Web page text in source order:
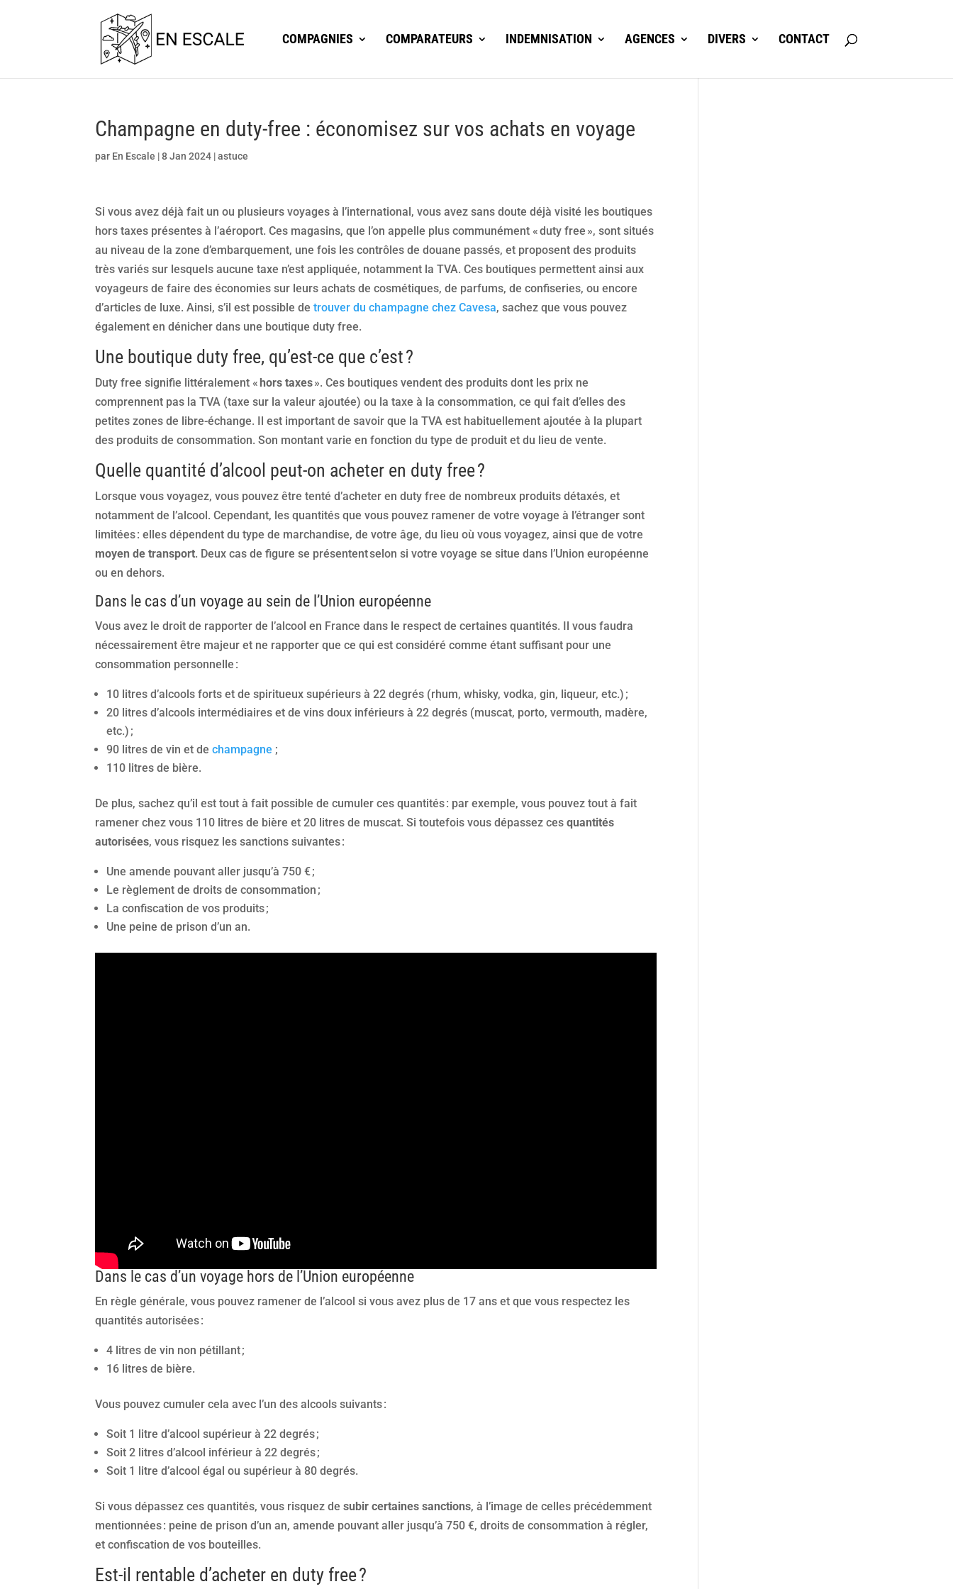
COMPAGNIES COMPARATEURS INDEMNISATION AGENCES DIVERS CONTACT
Champagne en duty-free : économisez sur vos achats en voyage
par En Escale |8 Jan 2024 |astuce
Si vous avez déjà fait un ou plusieurs voyages à l’international, vous avez sans doute déjà visité les boutiques
hors taxes présentes à l’aéroport. Ces magasins, que l’on appelle plus communément « duty free », sont situés
au niveau de la zone d’embarquement, une fois les contrôles de douane passés, et proposent des produits
très variés sur lesquels aucune taxe n’est appliquée, notamment la TVA. Ces boutiques permettent ainsi aux
voyageurs de faire des économies sur leurs achats de cosmétiques, de parfums, de confiseries, ou encore
d’articles de luxe. Ainsi, s’il est possible detrouver du champagne chez Cavesa, sachez que vous pouvez
également en dénicher dans une boutique duty free.
Une boutique duty free, qu’est-ce que c’est ?
Duty free signifie littéralement «hors taxes». Ces boutiques vendent des produits dont les prix ne
comprennent pas la TVA (taxe sur la valeur ajoutée) ou la taxe à la consommation, ce qui fait d’elles des
petites zones de libre-échange. Il est important de savoir que la TVA est habituellement ajoutée à la plupart
des produits de consommation. Son montant varie en fonction du type de produit et du lieu de vente.
Quelle quantité d’alcool peut-on acheter en duty free ?
Lorsque vous voyagez, vous pouvez être tenté d’acheter en duty free de nombreux produits détaxés, et
notamment de l’alcool. Cependant, les quantités que vous pouvez ramener de votre voyage à l’étranger sont
limitées : elles dépendent du type de marchandise, de votre âge, du lieu où vous voyagez, ainsi que de votre
moyen de transport. Deux cas de figure se présentent selon si votre voyage se situe dans l’Union européenne
ou en dehors.
Dans le cas d’un voyage au sein de l’Union européenne
Vous avez le droit de rapporter de l’alcool en France dans le respect de certaines quantités. Il vous faudra
nécessairement être majeur et ne rapporter que ce qui est considéré comme étant suffisant pour une
consommation personnelle :
10 litres d’alcools forts et de spiritueux supérieurs à 22 degrés (rhum, whisky, vodka, gin, liqueur, etc.) ;
20 litres d’alcools intermédiaires et de vins doux inférieurs à 22 degrés (muscat, porto, vermouth, madère,
etc.) ;
90 litres de vin et dechampagne ;
110 litres de bière.
De plus, sachez qu’il est tout à fait possible de cumuler ces quantités : par exemple, vous pouvez tout à fait
ramener chez vous 110 litres de bière et 20 litres de muscat. Si toutefois vous dépassez cesquantités
autorisées, vous risquez les sanctions suivantes :
Une amende pouvant aller jusqu’à 750 € ;
Le règlement de droits de consommation ;
La confiscation de vos produits ;
Une peine de prison d’un an.
Dans le cas d’un voyage hors de l’Union européenne
En règle générale, vous pouvez ramener de l’alcool si vous avez plus de 17 ans et que vous respectez les
quantités autorisées :
4 litres de vin non pétillant ;
16 litres de bière.
Vous pouvez cumuler cela avec l’un des alcools suivants :
Soit 1 litre d’alcool supérieur à 22 degrés ;
Soit 2 litres d’alcool inférieur à 22 degrés ;
Soit 1 litre d’alcool égal ou supérieur à 80 degrés.
Si vous dépassez ces quantités, vous risquez desubir certaines sanctions, à l’image de celles précédemment
mentionnées : peine de prison d’un an, amende pouvant aller jusqu’à 750 €, droits de consommation à régler,
et confiscation de vos bouteilles.
Est-il rentable d’acheter en duty free ?